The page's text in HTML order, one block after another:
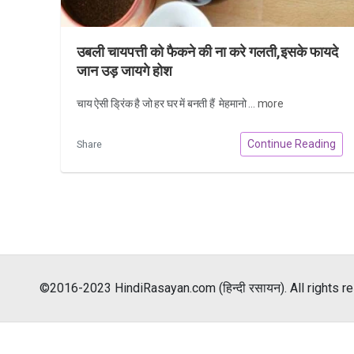
उबली चायपत्ती को फैकने की ना करे गलती,इसके फायदे
जान उड़ जायगे होश
चाय ऐसी ड्रिंक है जो हर घर में बनती हैं मेहमानो ... more
Share Continue Reading
©2016-2023 HindiRasayan.com (हिन्दी रसायन). All rights